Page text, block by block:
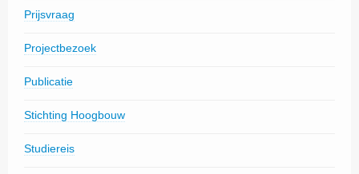
Prijsvraag
Projectbezoek
Publicatie
Stichting Hoogbouw
Studiereis